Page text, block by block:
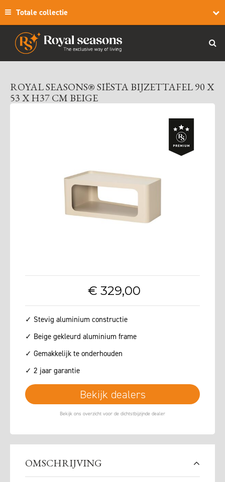
Totale collectie
ROYAL SEASONS® SIËSTA BIJZETTAFEL 90 X
53 X H37 CM BEIGE
€ 329,00
✓ Stevig aluminium constructie
✓ Beige gekleurd aluminium frame
✓ Gemakkelijk te onderhouden
✓ 2 jaar garantie
Bekijk dealers
OMSCHRIJVING